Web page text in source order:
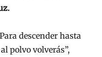
descender hasta
polvo volverás”,